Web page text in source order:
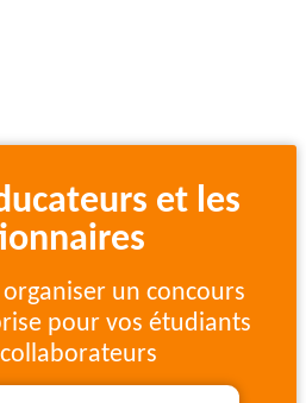
et les
un concours
pour vos étudiants